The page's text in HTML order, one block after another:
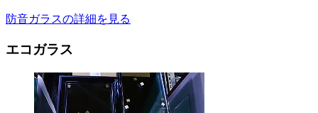
防音ガラスの詳細を見る
エコガラス